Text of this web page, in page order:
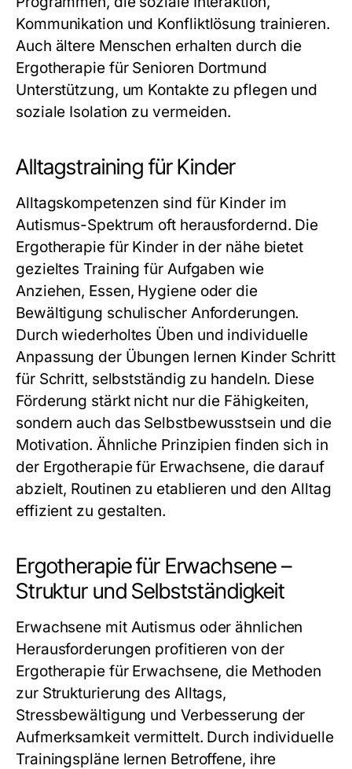
Kommunikation und Konfliktlösung trainieren.
Auch ältere Menschen erhalten durch die
Ergotherapie für Senioren Dortmund
Unterstützung, um Kontakte zu pflegen und
soziale Isolation zu vermeiden.
Alltagstraining für Kinder
Alltagskompetenzen sind für Kinder im
Autismus-Spektrum oft herausfordernd. Die
Ergotherapie für Kinder in der nähebietet
gezieltes Training für Aufgaben wie
Anziehen, Essen, Hygiene oder die
Bewältigung schulischer Anforderungen.
Durch wiederholtes Üben und individuelle
Anpassung der Übungen lernen Kinder Schritt
für Schritt, selbstständig zu handeln. Diese
Förderung stärkt nicht nur die Fähigkeiten,
sondern auch das Selbstbewusstsein und die
Motivation. Ähnliche Prinzipien finden sich in
der Ergotherapie für Erwachsene, die darauf
abzielt, Routinen zu etablieren und den Alltag
effizient zu gestalten.
Ergotherapie für Erwachsene –
Struktur und Selbstständigkeit
Erwachsene mit Autismus oder ähnlichen
Herausforderungen profitieren von der
Ergotherapie für Erwachsene, die Methoden
zur Strukturierung des Alltags,
Stressbewältigung und Verbesserung der
Aufmerksamkeit vermittelt. Durch individuelle
Trainingspläne lernen Betroffene, ihre